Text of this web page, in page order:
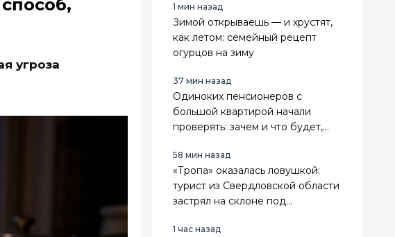
угроза
1 мин назад
Зимой открываешь — и хрустят,
как летом: семейный рецепт
огурцов на зиму
37 мин назад
Одиноких пенсионеров с
большой квартирой начали
проверять: зачем и что будет,
58 мин назад
«Тропа» оказалась ловушкой:
турист из Свердловской области
застрял на склоне под
1 час назад